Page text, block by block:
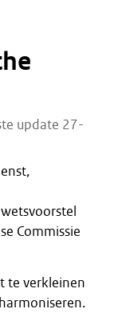
update 27-
Commissie
te verkleinen